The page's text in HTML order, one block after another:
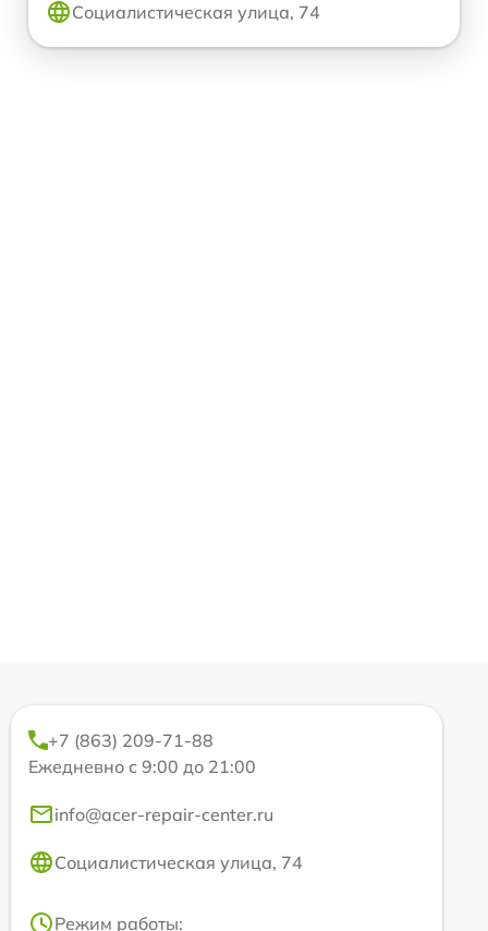
Социалистическая улица, 74
+7 (863) 209-71-88
Ежедневно с 9:00 до 21:00
info@acer-repair-center.ru
Социалистическая улица, 74
Режим работы: